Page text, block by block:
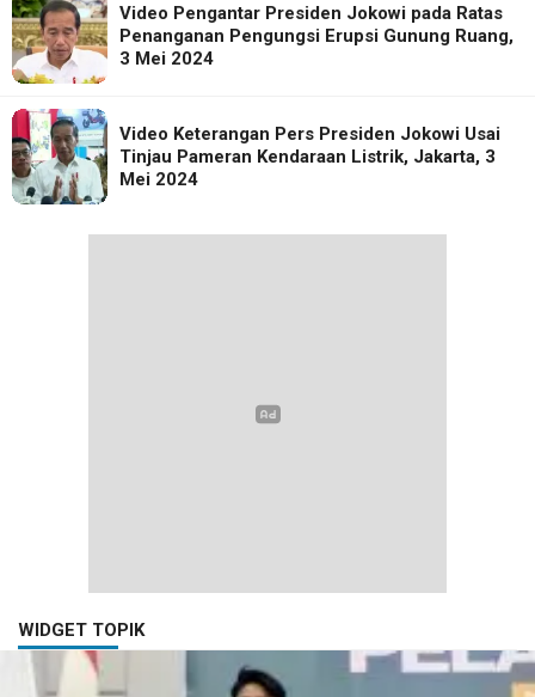
Video Pengantar Presiden Jokowi pada Ratas
Penanganan Pengungsi Erupsi Gunung Ruang,
3 Mei 2024
Video Keterangan Pers Presiden Jokowi Usai
Tinjau Pameran Kendaraan Listrik, Jakarta, 3
Mei 2024
WIDGET TOPIK